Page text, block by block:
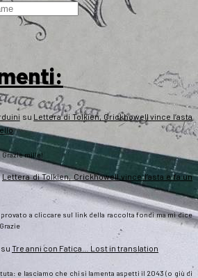
su Lettera di Tolkien, Crickhowell vince l’asta
Grazie mille!
Lettera di Tolkien, Crickhowell vince l’asta e fa un
a cliccare sul link della raccolta fondi ma mi dice
su Tre anni con Fatica… Lost in translation
e lasciamo che chi si lamenta aspetti il 2043 (o giù di